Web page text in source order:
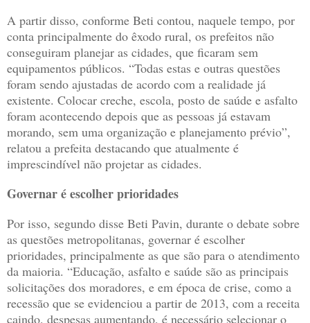
A partir disso, conforme Beti contou, naquele tempo, por
conta principalmente do êxodo rural, os prefeitos não
conseguiram planejar as cidades, que ficaram sem
equipamentos públicos. “Todas estas e outras questões
foram sendo ajustadas de acordo com a realidade já
existente. Colocar creche, escola, posto de saúde e asfalto
foram acontecendo depois que as pessoas já estavam
morando, sem uma organização e planejamento prévio”,
relatou a prefeita destacando que atualmente é
imprescindível não projetar as cidades.
Governar é escolher prioridades
Por isso, segundo disse Beti Pavin, durante o debate sobre
as questões metropolitanas, governar é escolher
prioridades, principalmente as que são para o atendimento
da maioria. “Educação, asfalto e saúde são as principais
solicitações dos moradores, e em época de crise, como a
recessão que se evidenciou a partir de 2013, com a receita
caindo, despesas aumentando, é necessário selecionar o